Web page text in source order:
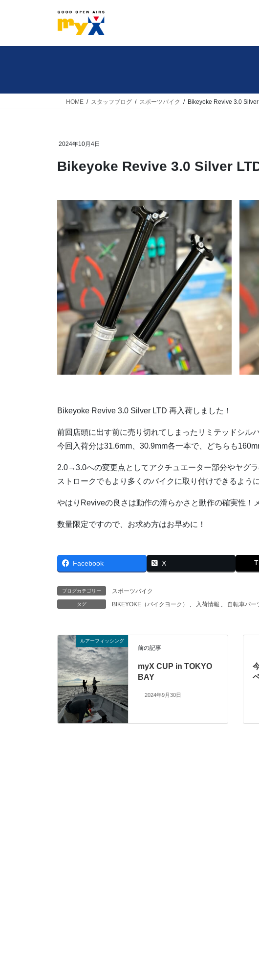
ン
ー
HOME スタッフブログ スポーツバイク Bikeyoke Revive 3.0 Silver
2024年10月4日
Bikeyoke Revive 3.0 Silver
Bikeyoke Revive 3.0 Silver LTD 再入荷しました！
前回店頭に出す前に売り切れてしまったリミテッドシル
今回入荷分は31.6mm、30.9mm各一本で、どちらも
2.0→3.0への変更点としてアクチュエーター部分やヤグ
ストロークでもより多くのバイクに取り付けできるよう
やはりReviveの良さは動作の滑らかさと動作の確実性！
数量限定ですので、お求め方はお早めに！
Facebook X
ブログカテゴリー スポーツバイク
タグ BIKEYOKE（バイクヨーク） 、 入荷情報 、 自転車パー
ルアーフィッシング
前の記事
myX CUP in TOKYO
BAY
2024年9月30日